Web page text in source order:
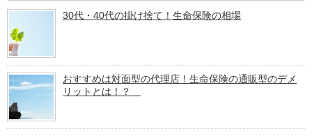
30代・40代の掛け捨て！生命保険の相場
おすすめは対面型の代理店！生命保険の通販型のデメ
リットとは！？